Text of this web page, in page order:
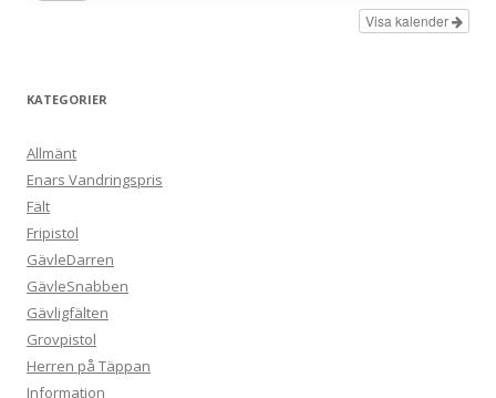
Visa kalender
KATEGORIER
Allmänt
Enars Vandringspris
Fält
Fripistol
GävleDarren
GävleSnabben
Gävligfälten
Grovpistol
Herren på Täppan
Information